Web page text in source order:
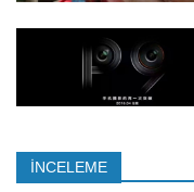
İNCELEME